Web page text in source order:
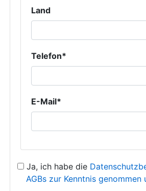
Land
Telefon*
E-Mail*
Ja, ich habe die
AGBs zur Kenntnis